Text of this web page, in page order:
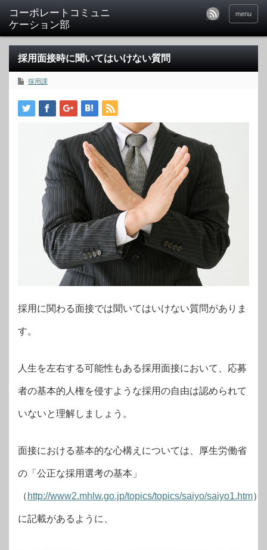
menu
採用面接時に聞いてはいけない質問
採用課
採用に関わる面接では聞いてはいけない質問がありま
す。
人生を左右する可能性もある採用面接において、応募
者の基本的人権を侵すような採用の自由は認められて
いないと理解しましょう。
面接における基本的な心構えについては、厚生労働省
の「公正な採用選考の基本」
（ http://www2.mhlw.go.jp/topics/topics/saiyo/saiyo1.htm）
に記載があるように、